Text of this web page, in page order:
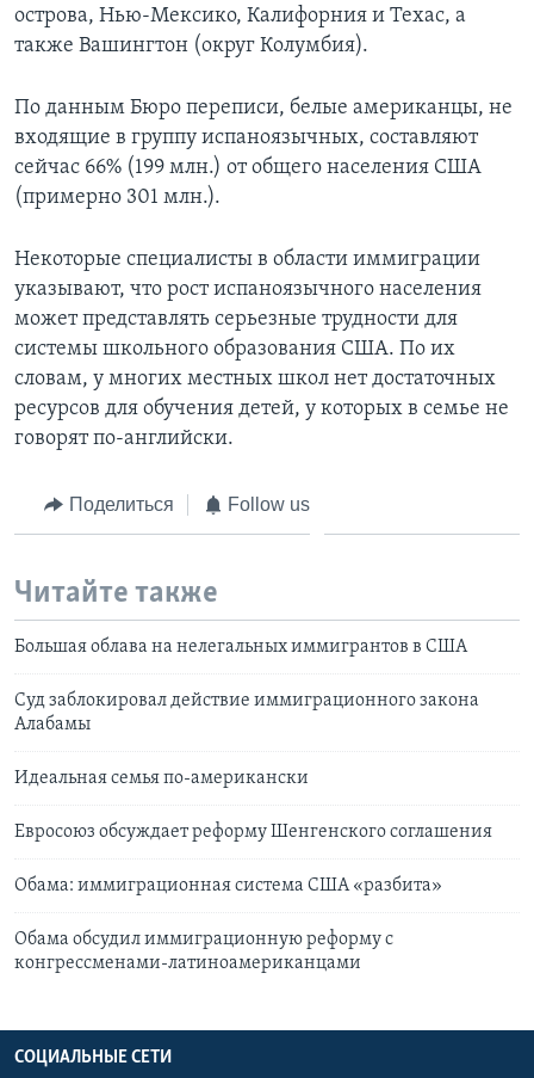
острова, Нью-Мексико, Калифорния и Техас, а
также Вашингтон (округ Колумбия).
По данным Бюро переписи, белые американцы, не
входящие в группу испаноязычных, составляют
сейчас 66% (199 млн.) от общего населения США
(примерно 301 млн.).
Некоторые специалисты в области иммиграции
указывают, что рост испаноязычного населения
может представлять серьезные трудности для
системы школьного образования США. По их
словам, у многих местных школ нет достаточных
ресурсов для обучения детей, у которых в семье не
говорят по-английски.
Поделиться Follow us
Читайте также
Большая облава на нелегальных иммигрантов в США
Суд заблокировал действие иммиграционного закона
Алабамы
Идеальная семья по-американски
Евросоюз обсуждает реформу Шенгенского соглашения
Обама: иммиграционная система США «разбита»
Обама обсудил иммиграционную реформу с
конгрессменами-латиноамериканцами
СОЦИАЛЬНЫЕ СЕТИ